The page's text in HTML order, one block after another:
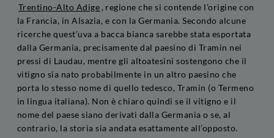
Trentino-Alto Adige , regione che si contende l’origine con
la Francia, in Alsazia, e con la Germania. Secondo alcune
ricerche quest’uva a bacca bianca sarebbe stata esportata
dalla Germania, precisamente dal paesino di Tramin nei
pressi di Laudau, mentre gli altoatesini sostengono che il
vitigno sia nato probabilmente in un altro paesino che
porta lo stesso nome di quello tedesco, Tramin (o Termeno
in lingua italiana). Non è chiaro quindi se il vitigno e il
nome del paese siano derivati dalla Germania o se, al
contrario, la storia sia andata esattamente all’opposto.